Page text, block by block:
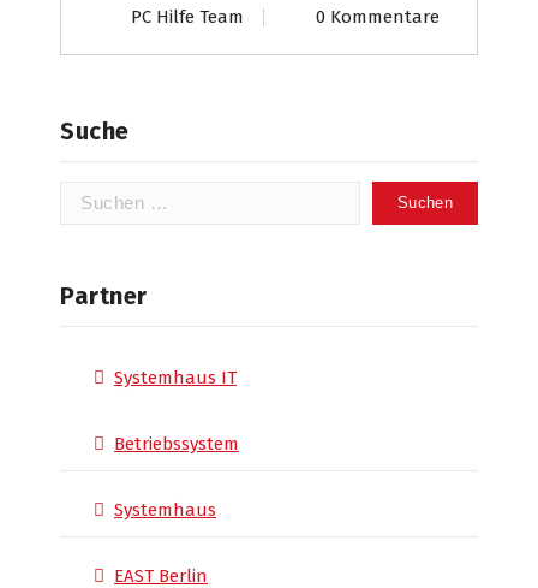
PC Hilfe Team 0 Kommentare
Suche
Suchen
Partner
Systemhaus IT
Betriebssystem
Systemhaus
EAST Berlin